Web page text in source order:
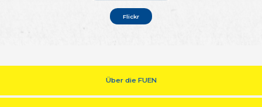
Flickr
Über die FUEN